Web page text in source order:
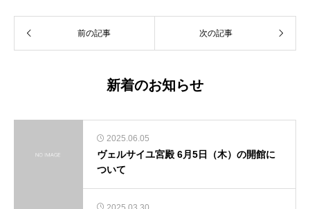
前の記事 次の記事
新着のお知らせ
2025.06.05
ヴェルサイユ宮殿 6月5日（木）の開館に
ついて